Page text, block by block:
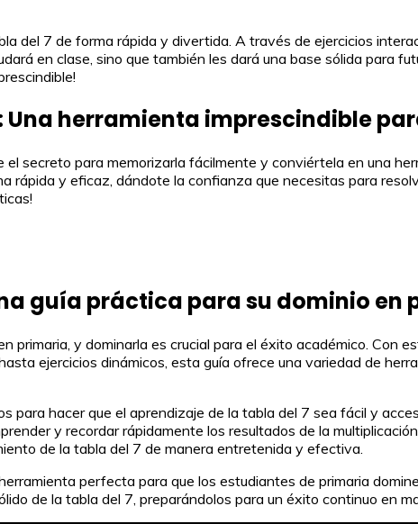
del 7 de forma rápida y divertida. A través de ejercicios
en clase, sino que también les dará una base sólida para
Una herramienta imprescindible
secreto para memorizarla fácilmente y conviértela en una
rápida y eficaz, dándote la confianza que necesitas para
guía práctica para su dominio en
y dominarla es crucial para el éxito académico. Con
ejercicios dinámicos, esta guía ofrece una variedad de
para hacer que el aprendizaje de la tabla del 7 sea fácil y
y recordar rápidamente los resultados de la
de la tabla del 7 de manera entretenida y efectiva.
perfecta para que los estudiantes de primaria
de la tabla del 7, preparándolos para un éxito continuo en